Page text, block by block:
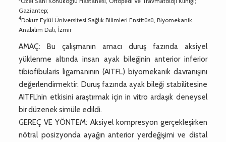
Gaziantep;
4Dokuz Eylül Üniversitesi Sağlık Bilimleri Enstitüsü, Biyomekanik
Anabilim Dalı, İzmir
AMAÇ: Bu çalışmanın amacı duruş fazında aksiyel
yüklenme altında insan ayak bileğinin anterior inferior
tibiofibularis ligamanının (AITFL) biyomekanik davranışını
değerlendirmektir. Duruş fazında ayak bileği stabilitesine
AITFL’nin etkisini araştırmak için in vitro ardaşık deneysel
bir düzenek simüle edildi.
GEREÇ VE YÖNTEM: Aksiyel kompresyon gerçekleşirken
nötral posizyonda ayağın anterior yerdeğişimi ve distal